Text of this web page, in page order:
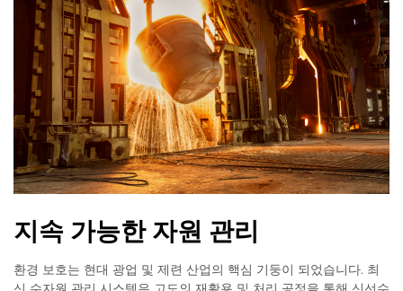
지속 가능한 자원 관리
환경 보호는 현대 광업 및 제련 산업의 핵심 기둥이 되었습니다. 최